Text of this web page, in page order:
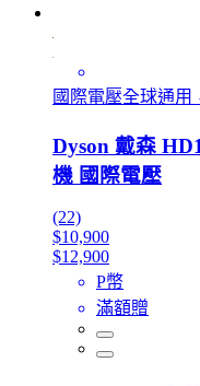
國際電壓全球通用
Dyson 戴森
機 國際電壓
(22)
$10,900
$12,900
P幣
滿額贈